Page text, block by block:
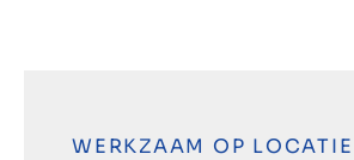
WERKZAAM OP LOCATIE